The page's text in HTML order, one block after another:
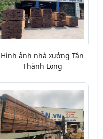
Hình ảnh nhà xưởng Tân
Thành Long